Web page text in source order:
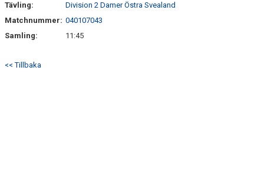
Tävling:
Division 2 Damer Östra Svealand
Matchnummer: 040107043
Samling:
11:45
<< Tillbaka